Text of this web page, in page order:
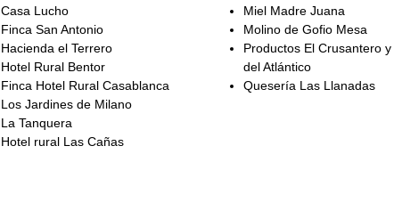
Casa Lucho
Finca San Antonio
Hacienda el Terrero
Hotel Rural Bentor
Finca Hotel Rural Casablanca
Los Jardines de Milano
La Tanquera
Hotel rural Las Cañas
Miel Madre Juana
Molino de Gofio Mesa
Productos El Crusantero
del Atlántico
Quesería Las Llanadas